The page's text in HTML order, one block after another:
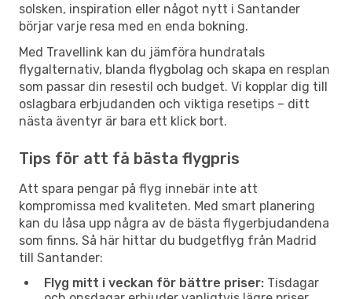
solsken, inspiration eller något nytt i Santander
börjar varje resa med en enda bokning.
Med Travellink kan du jämföra hundratals
flygalternativ, blanda flygbolag och skapa en resplan
som passar din resestil och budget. Vi kopplar dig till
oslagbara erbjudanden och viktiga resetips – ditt
nästa äventyr är bara ett klick bort.
Tips för att få bästa flygpris
Att spara pengar på flyg innebär inte att
kompromissa med kvaliteten. Med smart planering
kan du låsa upp några av de bästa flygerbjudandena
som finns. Så här hittar du budgetflyg från Madrid
till Santander:
Flyg mitt i veckan för bättre priser: Tisdagar